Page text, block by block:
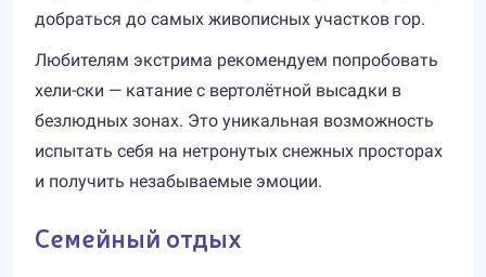
добраться до самых живописных участков гор.
Любителям экстрима рекомендуем попробовать
хели-ски — катание с вертолётной высадки в
безлюдных зонах. Это уникальная возможность
испытать себя на нетронутых снежных просторах
и получить незабываемые эмоции.
Семейный отдых